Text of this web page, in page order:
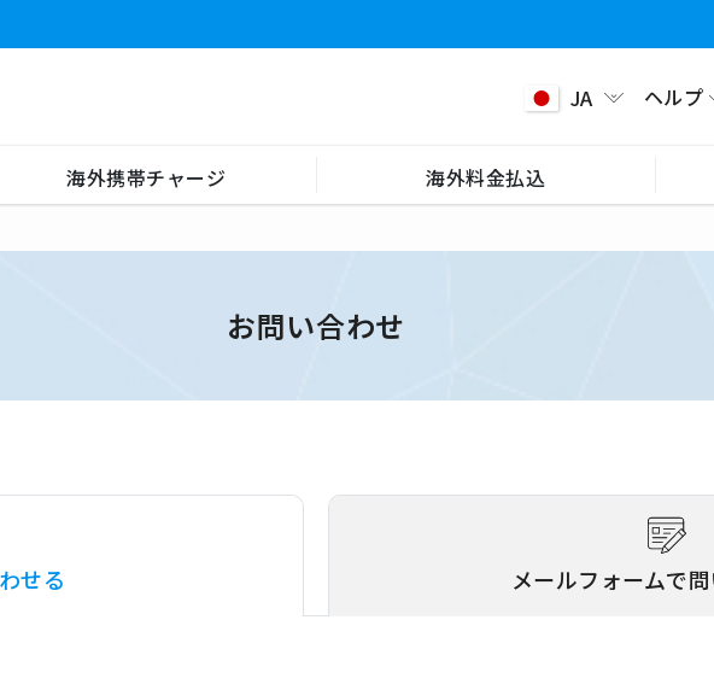
JA ヘルプ
海外携帯チャージ 海外料金払込
お問い合わせ
せる メールフォームで